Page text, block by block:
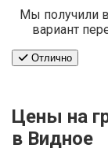
Мы получили
вариант
Отлично
Цены на
в Видное